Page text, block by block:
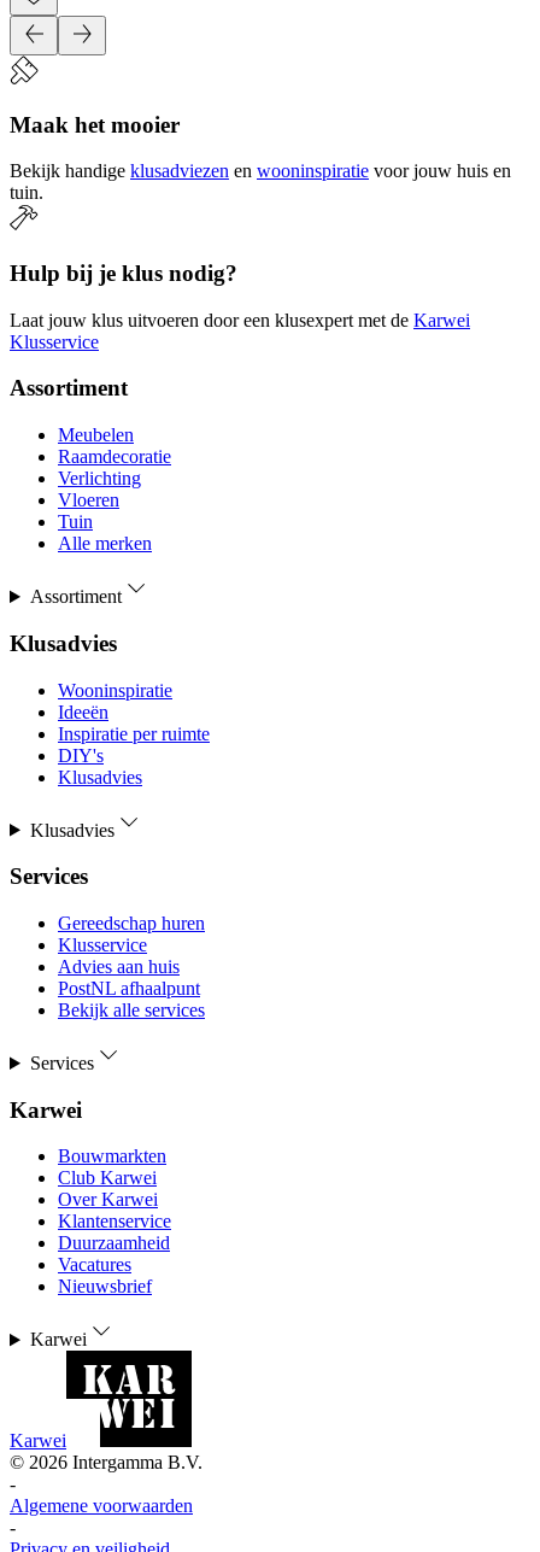
Maak het mooier
Bekijk handige klusadviezen en wooninspiratie voor jouw huis en
tuin.
Hulp bij je klus nodig?
Laat jouw klus uitvoeren door een klusexpert met de Karwei
Klusservice
Assortiment
Meubelen
Raamdecoratie
Verlichting
Vloeren
Tuin
Alle merken
Assortiment
Klusadvies
Wooninspiratie
Ideeën
Inspiratie per ruimte
DIY's
Klusadvies
Klusadvies
Services
Gereedschap huren
Klusservice
Advies aan huis
PostNL afhaalpunt
Bekijk alle services
Services
Karwei
Bouwmarkten
Club Karwei
Over Karwei
Klantenservice
Duurzaamheid
Vacatures
Nieuwsbrief
Karwei
Karwei
© 2026 Intergamma B.V.
-
Algemene voorwaarden
-